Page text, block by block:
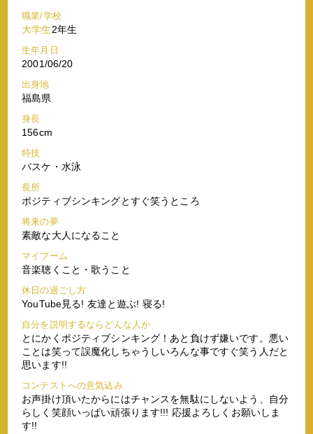
職業/学校
大学生2年生
生年月日
2001/06/20
出身地
福島県
身長
156cm
特技
バスケ・水泳
長所
ポジティブシンキングとすぐ笑うところ
将来の夢
素敵な大人になること
マイブーム
音楽聴くこと・歌うこと
休日の過ごし方
YouTube見る! 友達と遊ぶ! 寝る!
自分を説明するならどんな人か
とにかくポジティブシンキング！あと負けず嫌いです。悪い
ことは笑って誤魔化しちゃうしいろんな事ですぐ笑う人だと
思います!!
コンテストへの意気込み
お声掛け頂いたからにはチャンスを無駄にしないよう、自分
らしく笑顔いっぱい頑張ります!!! 応援よろしくお願いしま
す!!